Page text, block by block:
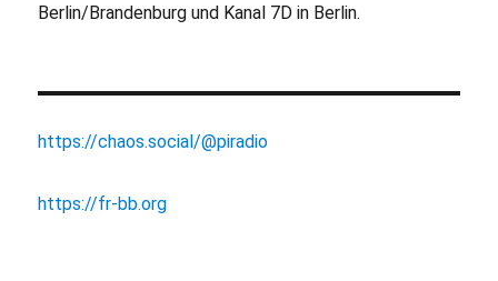
Berlin/Brandenburg und Kanal 7D in Berlin.
https://chaos.social/@piradio
https://fr-bb.org